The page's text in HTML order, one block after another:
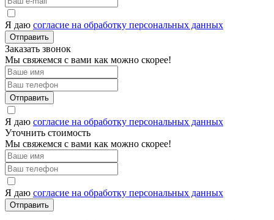
Я даю согласие на обработку персональных данных
Отправить
Заказать звонок
Мы свяжемся с вами как можно скорее!
Отправить
Я даю согласие на обработку персональных данных
Уточнить стоимость
Мы свяжемся с вами как можно скорее!
Я даю согласие на обработку персональных данных
Отправить